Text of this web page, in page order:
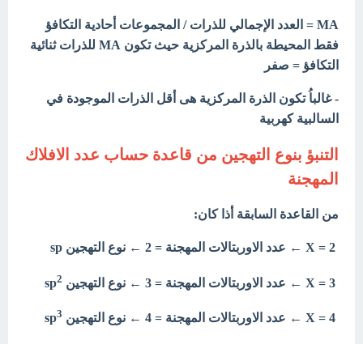
MA = العدد الإجمالي للذرات / المجموعات أحادية التكافؤ
فقط المحيطة بالذرة المركزية حيث تكون MA للذرات ثنائية
التكافؤ = صفر
- غالباُ تكون الذرة المركزية هى أقل الذرات الموجودة في
السالبية كهربية
التنبؤ بنوع التهجين من قاعدة حساب عدد الافلاك
المهجنة
من القاعدة السابقة أذا كان:
2
3